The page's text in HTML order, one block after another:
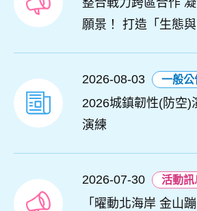
願景！ 打造「生態
2026-08-03 一般公
2026城鎮韌性(防空)
演練
2026-07-30 活動訊
「曜動北海岸 金山